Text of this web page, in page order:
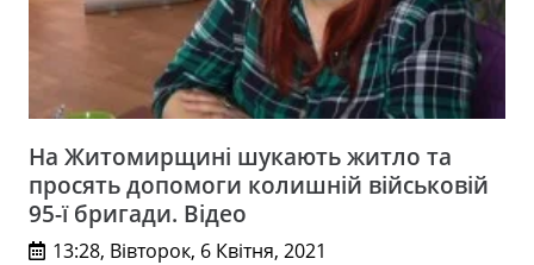
На Житомирщині шукають житло та
просять допомоги колишній військовій
95-ї бригади. Відео
13:28, Вівторок, 6 Квітня, 2021